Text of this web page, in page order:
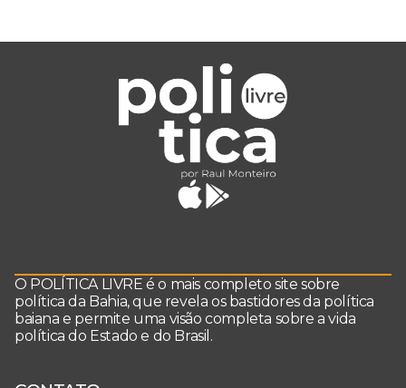
O POLÍTICA LIVRE é o mais completo site sobre
política da Bahia, que revela os bastidores da política
baiana e permite uma visão completa sobre a vida
política do Estado e do Brasil.